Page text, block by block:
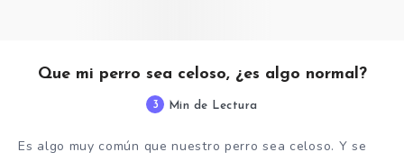
Que mi perro sea celoso, ¿es algo normal?
3 Min de Lectura
Es algo muy común que nuestro perro sea celoso. Y se